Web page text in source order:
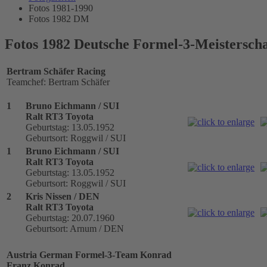
Fotos 1981-1990
Fotos 1982 DM
Fotos 1982 Deutsche Formel-3-
Bertram Schäfer Racing
Teamchef: Bertram Schäfer
1
Bruno Eichmann / SUI
Ralt RT3 Toyota
Geburtstag: 13.05.1952
Geburtsort: Roggwil / SUI
1
Bruno Eichmann / SUI
Ralt RT3 Toyota
Geburtstag: 13.05.1952
Geburtsort: Roggwil / SUI
2
Kris Nissen / DEN
Ralt RT3 Toyota
Geburtstag: 20.07.1960
Geburtsort: Arnum / DEN
Austria German Formel-3-Team Konrad